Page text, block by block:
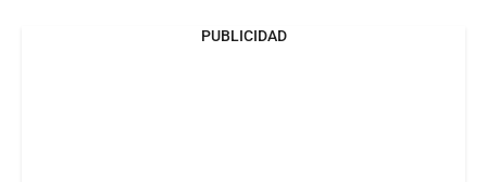
PUBLICIDAD